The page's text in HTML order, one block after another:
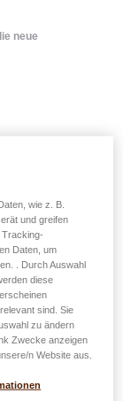
neue
Rahmen wie
und
wie z. B.
und greifen
Tracking-
Daten, um
. Durch Auswahl
diese
sind. Sie
zu ändern
Zwecke anzeigen
n Website aus.